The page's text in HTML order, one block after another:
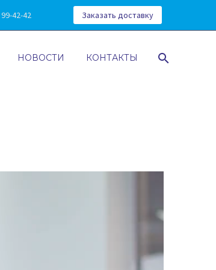
42-42 Заказать доставку
НОВОСТИ КОНТАКТЫ